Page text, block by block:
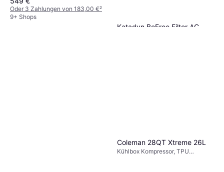
Oder 3 Zahlungen von 183,00 €²
9+ Shops
Katadyn BeFree Filter AC
Coleman 28QT Xtreme 26L
Kühlbox Kompressor, TPU